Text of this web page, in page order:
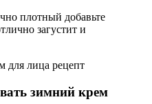
плотный добавьте
загустит и
зимний крем